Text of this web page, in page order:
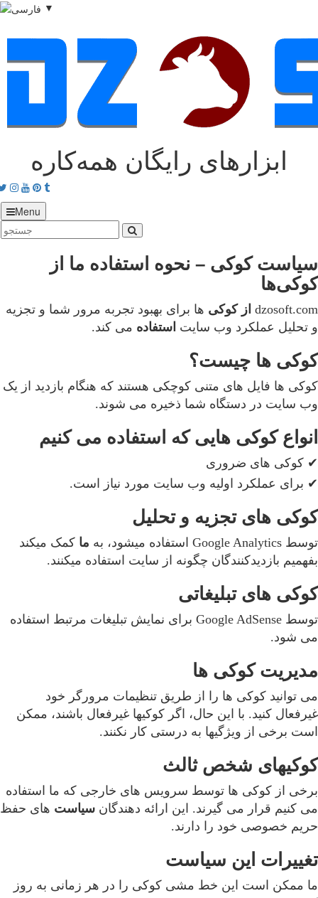
▼
ابزارهای رایگان همه‌کاره
Twitter
Instagram
Youtube
Pinterest
tumblr
Menu
سیاست کوکی – نحوه استفاده ما از
کوکی‌ها
dzosoft.com از کوکی ها برای بهبود تجربه مرور شما و تجزیه
و تحلیل عملکرد وب سایت استفاده می کند.
کوکی ها چیست؟
کوکی ها فایل های متنی کوچکی هستند که هنگام بازدید از یک
وب سایت در دستگاه شما ذخیره می شوند.
انواع کوکی هایی که استفاده می کنیم
✔ کوکی های ضروری
✔ برای عملکرد اولیه وب سایت مورد نیاز است.
کوکی های تجزیه و تحلیل
توسط Google Analytics استفاده میشود، به ما کمک میکند
بفهمیم بازدیدکنندگان چگونه از سایت استفاده میکنند.
کوکی های تبلیغاتی
توسط Google AdSense برای نمایش تبلیغات مرتبط استفاده
می شود.
مدیریت کوکی ها
می توانید کوکی ها را از طریق تنظیمات مرورگر خود
غیرفعال کنید. با این حال، اگر کوکیها غیرفعال باشند، ممکن
است برخی از ویژگیها به درستی کار نکنند.
کوکیهای شخص ثالث
برخی از کوکی ها توسط سرویس های خارجی که ما استفاده
می کنیم قرار می گیرند. این ارائه دهندگان سیاست های حفظ
حریم خصوصی خود را دارند.
تغییرات این سیاست
ما ممکن است این خط مشی کوکی را در هر زمانی به روز